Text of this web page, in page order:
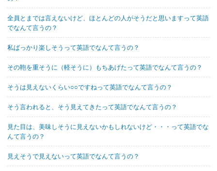
全員とまでは言えないけど、ほとんどの人がそうだと思いますって英語
でなんて言うの？
私ばっかり楽しそうって英語でなんて言うの？
その鞄を重そうに（軽そうに）もちあげたって英語でなんて言うの？
そうは見えないくらい○○ですねって英語でなんて言うの？
そう言われると、そう見えてきたって英語でなんて言うの？
見た目は、美味しそうに見えないかもしれないけど・・・って英語でな
んて言うの？
見えそうで見えないって英語でなんて言うの？